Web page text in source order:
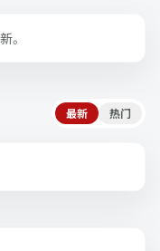
。
最新 热门